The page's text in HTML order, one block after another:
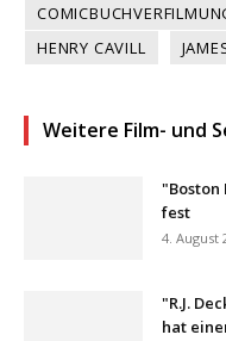
HENRY CAVILL
Weitere Film- und
"Boston
fest
4. August
"R.J.
hat